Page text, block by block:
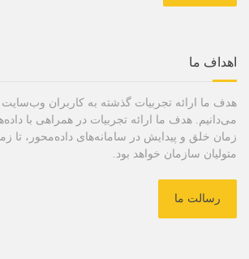
اهداف ما
هدف ما ارائه تجربیات گذشته به کاربران
می‌دانیم. هدف ما ارائه تجربیات در همراهی با
زمان خلق و پیدایش در سامانه‌های داده‌محور، تا
متولیان سازمان خواهد بود.
رسالت ما